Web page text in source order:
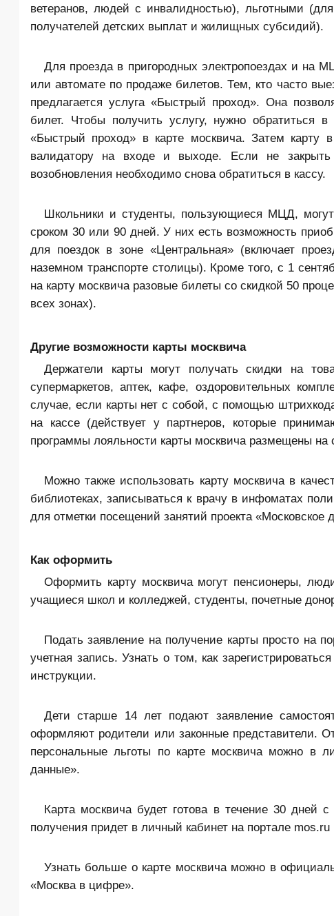
ветеранов, людей с инвалидностью), льготными
получателей детских выплат и жилищных субсидий).
Для проезда в пригородных электропоездах и на
или автомате по продаже билетов. Тем, кто часто
предлагается услуга «Быстрый проход». Она
билет. Чтобы получить услугу, нужно обратиться
«Быстрый проход» в карте москвича. Затем карту
валидатору на входе и выходе. Если не закрыть
возобновления необходимо снова обратиться в кассу.
Школьники и студенты, пользующиеся МЦД,
сроком 30 или 90 дней. У них есть возможность
для поездок в зоне «Центральная» (включает
наземном транспорте столицы). Кроме того, с 1
на карту москвича разовые билеты со скидкой 50
всех зонах).
Другие возможности карты москвича
Держатели карты могут получать скидки на
супермаркетов, аптек, кафе, оздоровительных
случае, если карты нет с собой, с помощью
на кассе (действует у партнеров, которые
программы лояльности карты москвича размещены на
Можно также использовать карту москвича в
библиотеках, записываться к врачу в инфоматах
для отметки посещений занятий проекта «Московское
Как оформить
Оформить карту москвича могут пенсионеры,
учащиеся школ и колледжей, студенты, почетные
Подать заявление на получение карты просто на
учетная запись. Узнать о том, как
инструкции.
Дети старше 14 лет подают заявление
оформляют родители или законные представители.
персональные льготы по карте москвича можно в
данные».
Карта москвича будет готова в течение 30 дней
получения придет в личный кабинет на портале mos.ru
Узнать больше о карте москвича можно в
«Москва в цифре».